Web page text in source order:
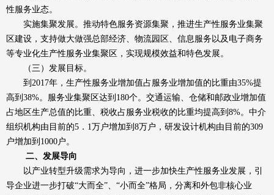
性服务业态。
实施集聚发展。推动特色服务资源集聚，推进生产性服务业集聚
区建设，支持做大做强总部经济、物流园区、信息服务以及电子商务
等专业化生产性服务业集聚区，实现规模效益和特色发展。
（三）发展目标。
到2017年，生产性服务业增加值占服务业增加值的比重由35%提
高到38%。服务业集聚区达到180个。交通运输、仓储和邮政业增加值
占地区生产总值的比重、税收占服务业税收的比重均提高到8%。中介
组织机构由目前的5．1万户增加到8万户，研发设计机构由目前的309
户增加到1000户。
二、发展导向
以产业转型升级需求为导向，进一步加快生产性服务业发展，引
导企业进一步打破“大而全”、“小而全”格局，分离和外包非核心业